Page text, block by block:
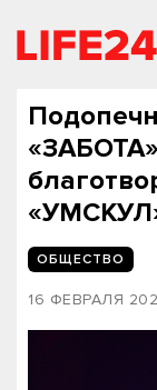
ОБЩЕСТВО
16 ФЕВРАЛЯ